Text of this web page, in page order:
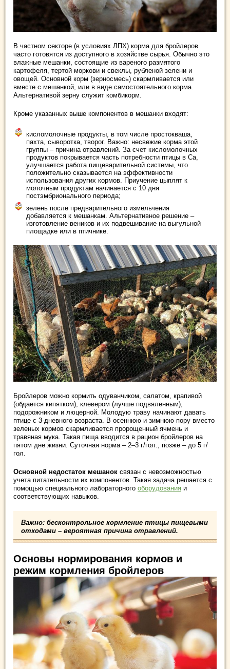
В частном секторе (в условиях ЛПХ) корма для бройлеров
часто готовятся из доступного в хозяйстве сырья. Обычно это
влажные мешанки, состоящие из вареного размятого
картофеля, тертой моркови и свеклы, рубленой зелени и
овощей. Основной корм (зерносмесь) скармливается или
вместе с мешанкой, или в виде самостоятельного корма.
Альтернативой зерну служит комбикорм.
Кроме указанных выше компонентов в мешанки входят:
кисломолочные продукты, в том числе простокваша,
пахта, сыворотка, творог. Важно: несвежие корма этой
группы – причина отравлений. За счет кисломолочных
продуктов покрывается часть потребности птицы в Са,
улучшается работа пищеварительной системы, что
положительно сказывается на эффективности
использования других кормов. Приучение цыплят к
молочным продуктам начинается с 10 дня
постэмбрионального периода;
зелень после предварительного измельчения
добавляется к мешанкам. Альтернативное решение –
изготовление веников и их подвешивание на выгульной
площадке или в птичнике.
Бройлеров можно кормить одуванчиком, салатом, крапивой
(обдается кипятком), клевером (лучше подвяленным),
подорожником и люцерной. Молодую траву начинают давать
птице с 3-дневного возраста. В осеннюю и зимнюю пору вместо
зеленых кормов скармливается пророщенный ячмень и
травяная мука. Такая пища вводится в рацион бройлеров на
пятом дне жизни. Суточная норма – 2–3 г/гол., позже – до 5 г/
гол.
Основной недостаток мешанок связан с невозможностью
учета питательности их компонентов. Такая задача решается с
помощью специального лабораторного оборудования и
соответствующих навыков.
Важно: бесконтрольное кормление птицы пищевыми
отходами – вероятная причина отравлений.
Основы нормирования кормов и
режим кормления бройлеров